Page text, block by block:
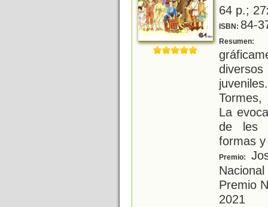
64 p.;
ISBN: 84-
Resumen:
Tormes,
La
de les
formas
Premio:
Premio
2021